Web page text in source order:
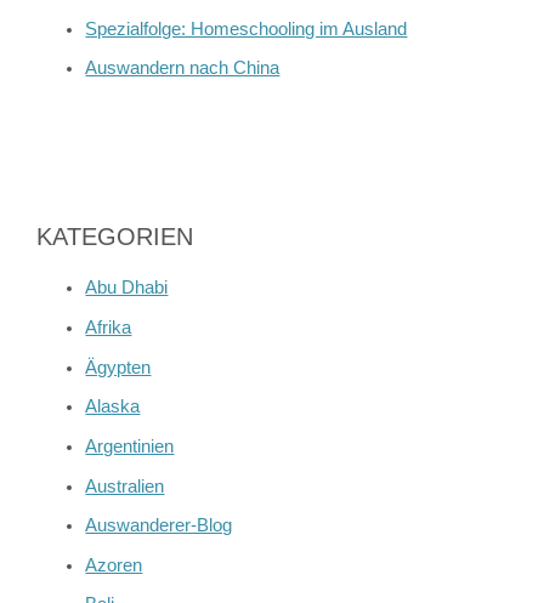
Spezialfolge: Homeschooling im Ausland
Auswandern nach China
KATEGORIEN
Abu Dhabi
Afrika
Ägypten
Alaska
Argentinien
Australien
Auswanderer-Blog
Azoren